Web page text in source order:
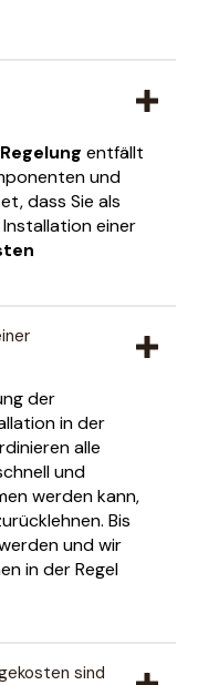
entfällt
und
dass Sie als
einer
der
in der
alle
und
werden kann,
Bis
und wir
in der Regel
sind